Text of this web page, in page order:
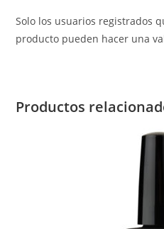
Solo los usuarios registrados
producto pueden hacer una
Productos